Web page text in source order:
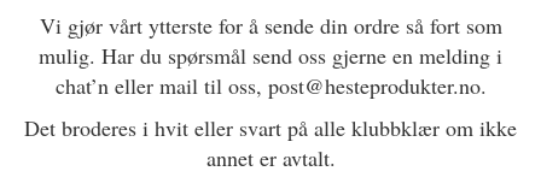
Vi gjør vårt ytterste for å sende din ordre så fort som
mulig. Har du spørsmål send oss gjerne en melding i
chat’n eller mail til oss, post@hesteprodukter.no.
Det broderes i hvit eller svart på alle klubbklær om ikke
annet er avtalt.